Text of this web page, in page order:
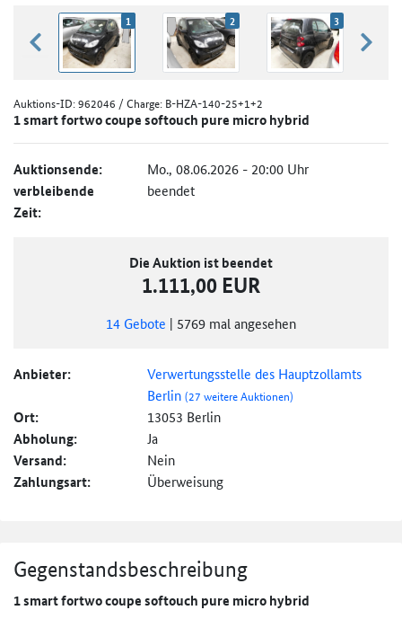
zurück blättern
1 2 3
Auktions-ID:962046 / Charge: B-HZA-140-25+1+2
1 smart fortwo coupe softouch pure micro hybrid
Auktionsende: Mo., 08.06.2026 - 20:00 Uhr
verbleibende
Zeit:
beendet
Die Auktion ist beendet
1.111,00 EUR
14 Gebote | 5769 mal angesehen
Anbieter:
Verwertungsstelle des Hauptzollamts
Berlin(27 weitere Auktionen)
Ort: 13053 Berlin
Abholung: Ja
Versand: Nein
Zahlungsart: Überweisung
Gegenstandsbeschreibung
1 smart fortwo coupe softouch pure micro hybrid